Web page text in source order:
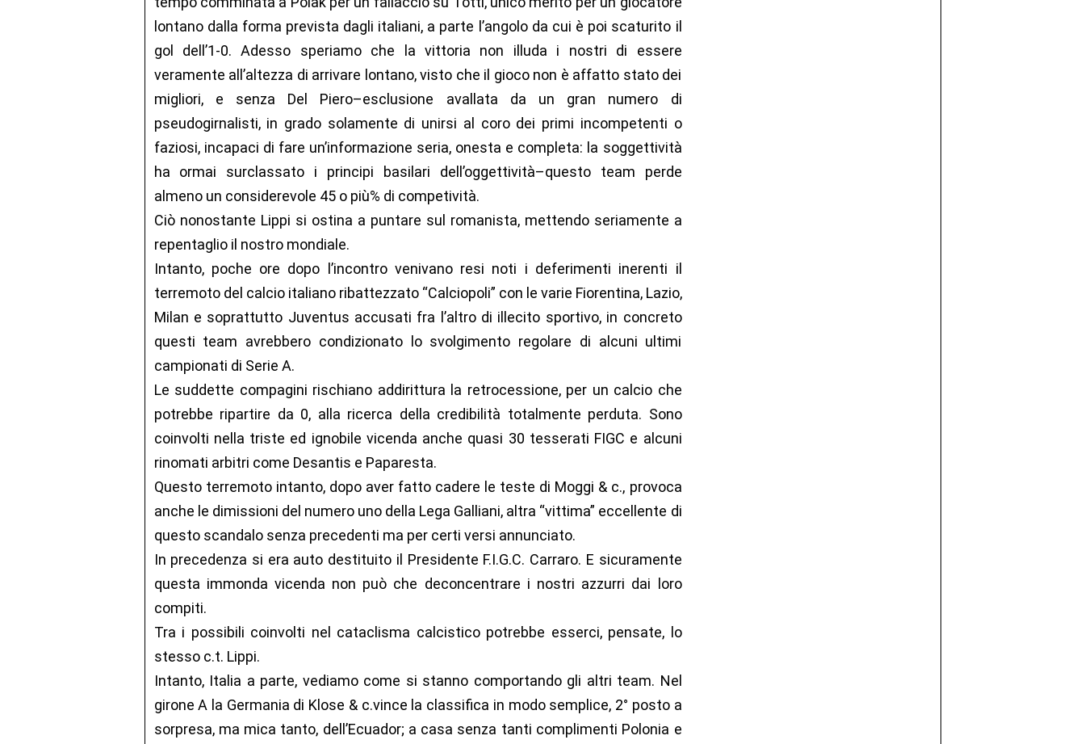
lontano dalla forma prevista dagli italiani, a parte l’angolo da cui è poi scaturito il
gol dell’1-0. Adesso speriamo che la vittoria non illuda i nostri di essere
veramente all’altezza di arrivare lontano, visto che il gioco non è affatto stato dei
migliori, e senza Del Piero–esclusione avallata da un gran numero di
pseudogirnalisti, in grado solamente di unirsi al coro dei primi incompetenti o
faziosi, incapaci di fare un’informazione seria, onesta e completa: la soggettività
ha ormai surclassato i principi basilari dell’oggettività–questo team perde
almeno un considerevole 45 o più% di competività.
Ciò nonostante Lippi si ostina a puntare sul romanista, mettendo seriamente a
repentaglio il nostro mondiale.
Intanto, poche ore dopo l’incontro venivano resi noti i deferimenti inerenti il
terremoto del calcio italiano ribattezzato “Calciopoli” con le varie Fiorentina, Lazio,
Milan e soprattutto Juventus accusati fra l’altro di illecito sportivo, in concreto
questi team avrebbero condizionato lo svolgimento regolare di alcuni ultimi
campionati di Serie A.
Le suddette compagini rischiano addirittura la retrocessione, per un calcio che
potrebbe ripartire da 0, alla ricerca della credibilità totalmente perduta. Sono
coinvolti nella triste ed ignobile vicenda anche quasi 30 tesserati FIGC e alcuni
rinomati arbitri come Desantis e Paparesta.
Questo terremoto intanto, dopo aver fatto cadere le teste di Moggi & c., provoca
anche le dimissioni del numero uno della Lega Galliani, altra “vittima” eccellente di
questo scandalo senza precedenti ma per certi versi annunciato.
In precedenza si era auto destituito il Presidente F.I.G.C. Carraro. E sicuramente
questa immonda vicenda non può che deconcentrare i nostri azzurri dai loro
compiti.
Tra i possibili coinvolti nel cataclisma calcistico potrebbe esserci, pensate, lo
stesso c.t. Lippi.
Intanto, Italia a parte, vediamo come si stanno comportando gli altri team. Nel
girone A la Germania di Klose & c.vince la classifica in modo semplice, 2° posto a
sorpresa, ma mica tanto, dell’Ecuador; a casa senza tanti complimenti Polonia e